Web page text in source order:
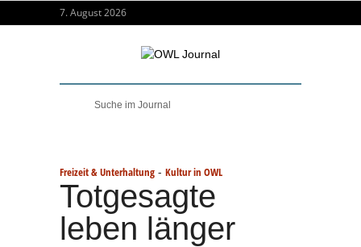
7. August 2026
Freizeit & Unterhaltung - Kultur in OWL
Totgesagte
leben länger